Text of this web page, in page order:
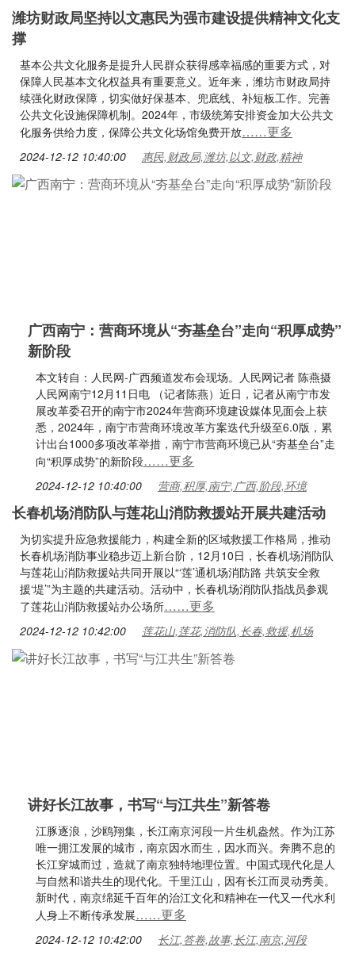
潍坊财政局坚持以文惠民为强市建设提供精神文化支
撑
基本公共文化服务是提升人民群众获得感幸福感的重要方式，对
保障人民基本文化权益具有重要意义。近年来，潍坊市财政局持
续强化财政保障，切实做好保基本、兜底线、补短板工作。完善
公共文化设施保障机制。2024年，市级统筹安排资金加大公共文
化服务供给力度，保障公共文化场馆免费开放……更多
2024-12-12 10:40:00 惠民,财政局,潍坊,以文,财政,精神
广西南宁：营商环境从“夯基垒台”走向“积厚成势”
新阶段
本文转自：人民网-广西频道发布会现场。人民网记者 陈燕摄
人民网南宁12月11日电 （记者陈燕）近日，记者从南宁市发
展改革委召开的南宁市2024年营商环境建设媒体见面会上获
悉，2024年，南宁市营商环境改革方案迭代升级至6.0版，累
计出台1000多项改革举措，南宁市营商环境已从“夯基垒台”走
向“积厚成势”的新阶段……更多
2024-12-12 10:40:00 营商,积厚,南宁,广西,阶段,环境
长春机场消防队与莲花山消防救援站开展共建活动
为切实提升应急救援能力，构建全新的区域救援工作格局，推动
长春机场消防事业稳步迈上新台阶，12月10日，长春机场消防队
与莲花山消防救援站共同开展以“‘莲’通机场消防路 共筑安全救
援‘堤’”为主题的共建活动。活动中，长春机场消防队指战员参观
了莲花山消防救援站办公场所……更多
2024-12-12 10:42:00 莲花山,莲花,消防队,长春,救援,机场
讲好长江故事，书写“与江共生”新答卷
江豚逐浪，沙鸥翔集，长江南京河段一片生机盎然。作为江苏
唯一拥江发展的城市，南京因水而生，因水而兴。奔腾不息的
长江穿城而过，造就了南京独特地理位置。中国式现代化是人
与自然和谐共生的现代化。千里江山，因有长江而灵动秀美。
新时代，南京绵延千百年的治江文化和精神在一代又一代水利
人身上不断传承发展……更多
2024-12-12 10:42:00 长江,答卷,故事,长江,南京,河段